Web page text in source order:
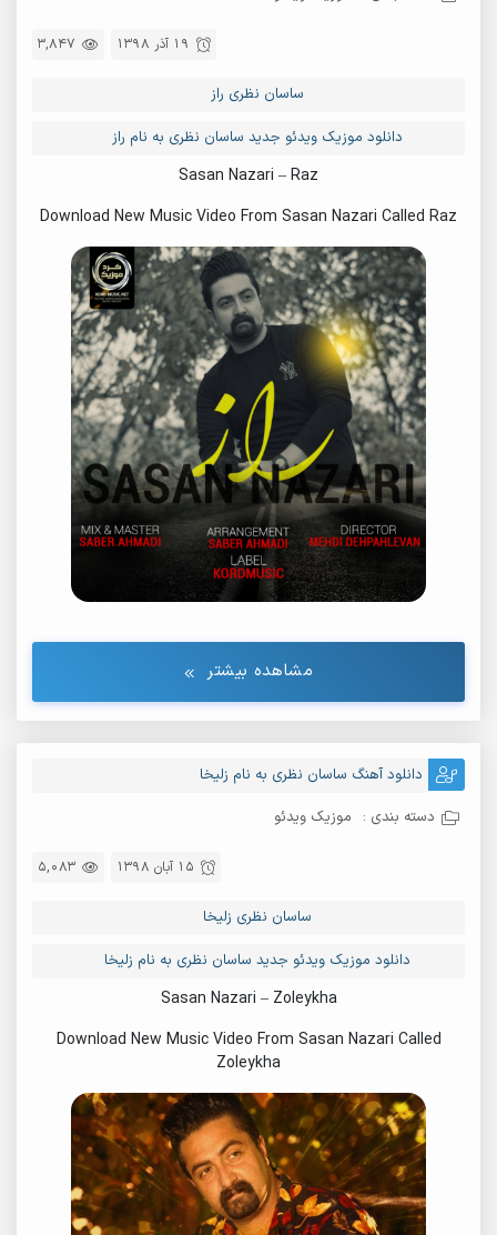
3,847 19 آذر 1398
ساسان نظری راز
دانلود موزیک ویدئو جدید ساسان نظری به نام راز
Sasan Nazari – Raz
Download New Music Video From Sasan Nazari Called Raz
مشاهده بیشتر
دانلود آهنگ ساسان نظری به نام زلیخا
دسته بندی : موزیک ویدئو
5,083 15 آبان 1398
ساسان نظری زلیخا
دانلود موزیک ویدئو جدید ساسان نظری به نام زلیخا
Sasan Nazari – Zoleykha
Download New Music Video From Sasan Nazari Called
Zoleykha